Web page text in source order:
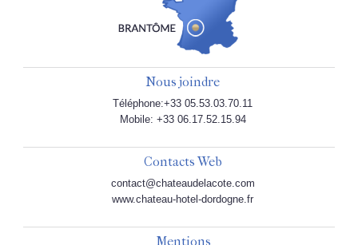
Nous joindre
Téléphone:+33 05.53.03.70.11
Mobile: +33 06.17.52.15.94
Contacts Web
contact@chateaudelacote.com
www.chateau-hotel-dordogne.fr
Mentions